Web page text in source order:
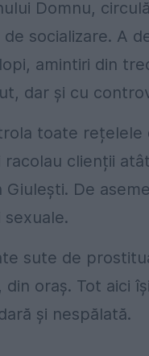
Domnu,
socializare. A
amintiri din
dar și cu
toate rețelele
racolau clienții
Giulești. De
sute de
oraș. Tot aici
și nespălată.